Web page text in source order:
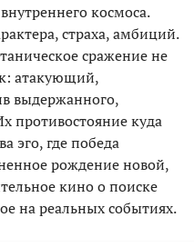
космоса.
страха, амбиций.
сражение не
атакующий,
выдержанного,
противостояние куда
эго, где победа
рождение новой,
кино о поиске
на реальных событиях.